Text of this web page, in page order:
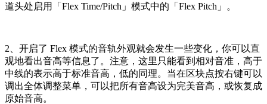
道头处启用「Flex Time/Pitch」模式中的「Flex Pitch」。
2、开启了 Flex 模式的音轨外观就会发生一些变化，你可以直
观地看出音高等信息了。注意，这里只能看到相对音准，高于
中线的表示高于标准音高，低的同理。当在区块点按右键可以
调出全体调整菜单，可以把所有音高设为完美音高，或恢复成
原始音高。